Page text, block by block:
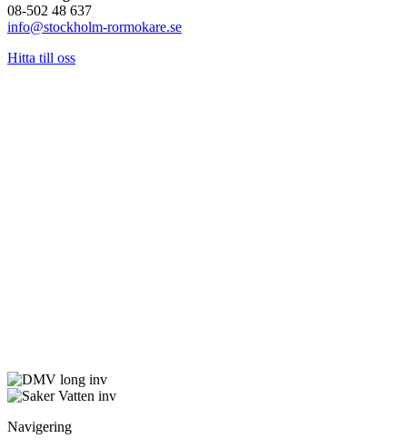
08-502 48 637
info@stockholm-rormokare.se
Hitta till oss
Navigering